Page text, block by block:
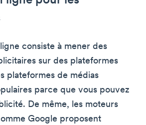
consiste à mener des
sur des plateformes
plateformes de médias
parce que vous pouvez
De même, les moteurs
Google proposent